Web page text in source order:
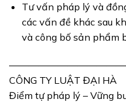
Tư vấn pháp lý và
các vấn đề khác sau
và công bố sản phẩm
CÔNG TY LUẬT ĐẠI HÀ
Điểm tự pháp lý – Vững